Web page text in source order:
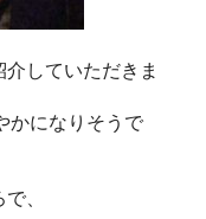
していただきま
かになりそうで
、